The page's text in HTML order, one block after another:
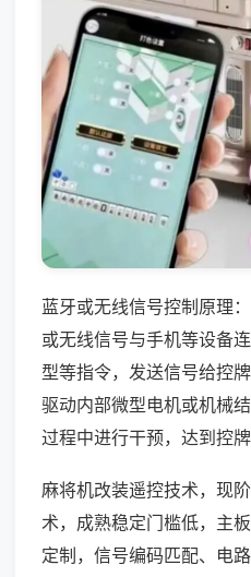
蓝牙或无线信号控制原理
或无线信号与手机等设备
型等指令，发送信号给控
驱动内部微型电机或机械
过程中进行干预，达到控牌
麻将机改装遥控技术，现
术，成熟稳定门槛低，主
定制，信号编码匹配、电